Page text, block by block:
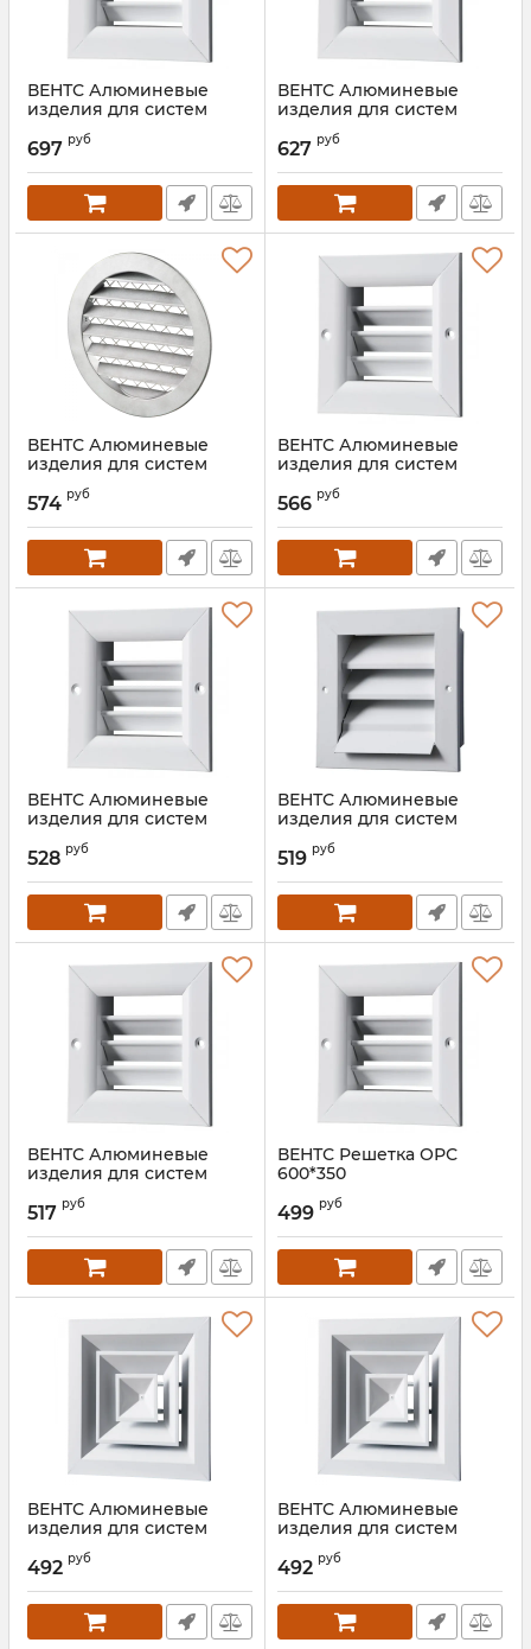
ВЕНТС Алюминевые
изделия для систем
вентиляции РН 600*300
Артикул:
697 руб
ВЕНТС Алюминевые
изделия для систем
вентиляции ОРГ
400*600
Артикул: 00000019782
627 руб
ВЕНТС Алюминевые
изделия для систем
вентиляции МВМА 315
бВн Ал (з/п)
Артикул: 00000016686
574 руб
ВЕНТС Алюминевые
изделия для систем
вентиляции РН 400*400
Артикул:
566 руб
ВЕНТС Алюминевые
изделия для систем
вентиляции ОРГ 600*300
Артикул:
528 руб
ВЕНТС Алюминевые
изделия для систем
вентиляции РН 500*300
Артикул:
519 руб
ВЕНТС Алюминевые
изделия для систем
вентиляции ОРГ 500*350
Артикул:
517 руб
ВЕНТС Решетка ОРС
600*350
Артикул:
499 руб
ВЕНТС Алюминевые
изделия для систем
вентиляции ДП 395*395
Артикул:
492 руб
ВЕНТС Алюминевые
изделия для систем
вентиляции ДП 394*394
Артикул:
492 руб